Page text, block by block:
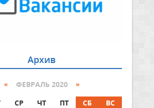
Архив
« ФЕВРАЛЬ 2020 »
СР ЧТ ПТ СБ
ВС